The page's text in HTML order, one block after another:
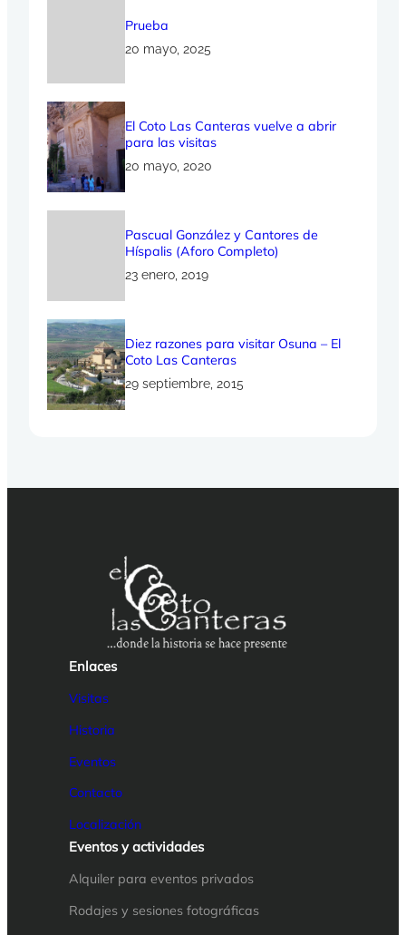
Prueba
20 mayo, 2025
El Coto Las Canteras vuelve a abrir
para las visitas
20 mayo, 2020
Pascual González y Cantores de
Híspalis (Aforo Completo)
23 enero, 2019
Diez razones para visitar Osuna – El
Coto Las Canteras
29 septiembre, 2015
Enlaces
Visitas
Historia
Eventos
Contacto
Localización
Eventos y actividades
Alquiler para eventos privados
Rodajes y sesiones fotográficas